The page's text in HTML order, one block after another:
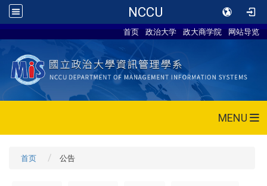
NCCU
首页 政治大学 政大商学院 网站导览
MENU
首页 公告